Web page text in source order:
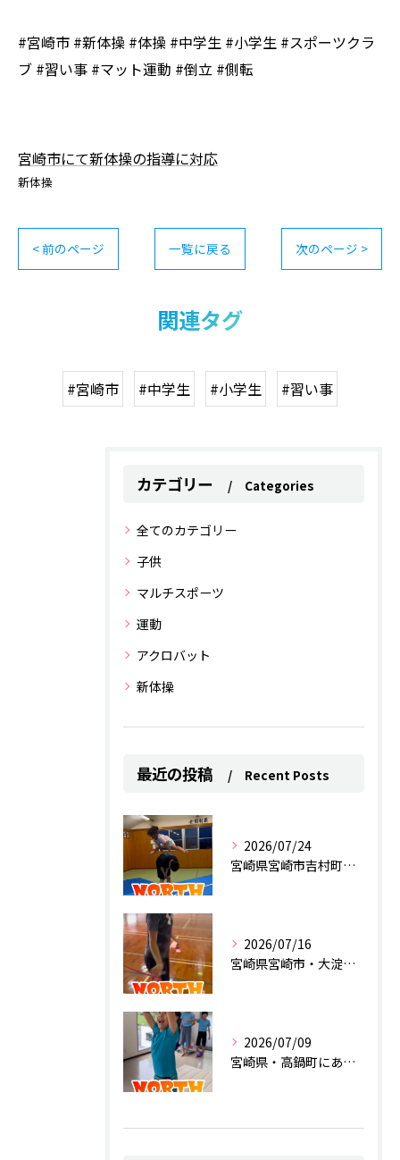
#宮崎市 #新体操 #体操 #中学生 #小学生 #スポーツクラ
ブ #習い事 #マット運動 #倒立 #側転
宮崎市にて新体操の指導に対応
新体操
< 前のページ 一覧に戻る 次のページ >
関連タグ
#宮崎市 #中学生 #小学生 #習い事
カテゴリー Categories
全てのカテゴリー
子供
マルチスポーツ
運動
アクロバット
新体操
最近の投稿 Recent Posts
2026/07/24
宮崎県宮崎市吉村町にあるスポーツクラブ
2026/07/16
宮崎県宮崎市・大淀にあるスポーツクラブ
2026/07/09
宮崎県・高鍋町にあるスポーツクラブ